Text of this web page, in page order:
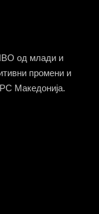
од млади и
промени и
Македонија.